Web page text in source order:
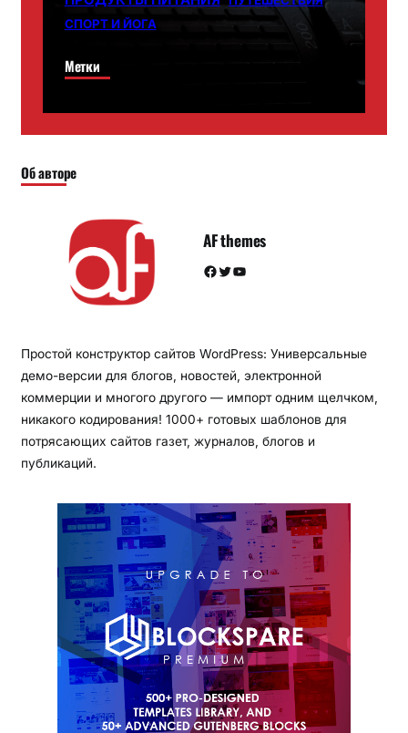
СПОРТ И ЙОГА
Метки
Об авторе
AF themes
Facebook Twitter YouTube
Простой конструктор сайтов WordPress: Универсальные
демо-версии для блогов, новостей, электронной
коммерции и многого другого — импорт одним щелчком,
никакого кодирования! 1000+ готовых шаблонов для
потрясающих сайтов газет, журналов, блогов и
публикаций.